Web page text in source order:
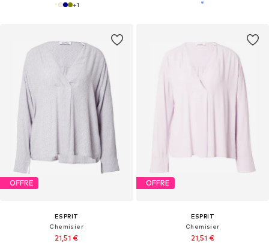
+1
OFFRE
ESPRIT
Chemisier
21,51 €
OFFRE
ESPRIT
Chemisier
21,51 €